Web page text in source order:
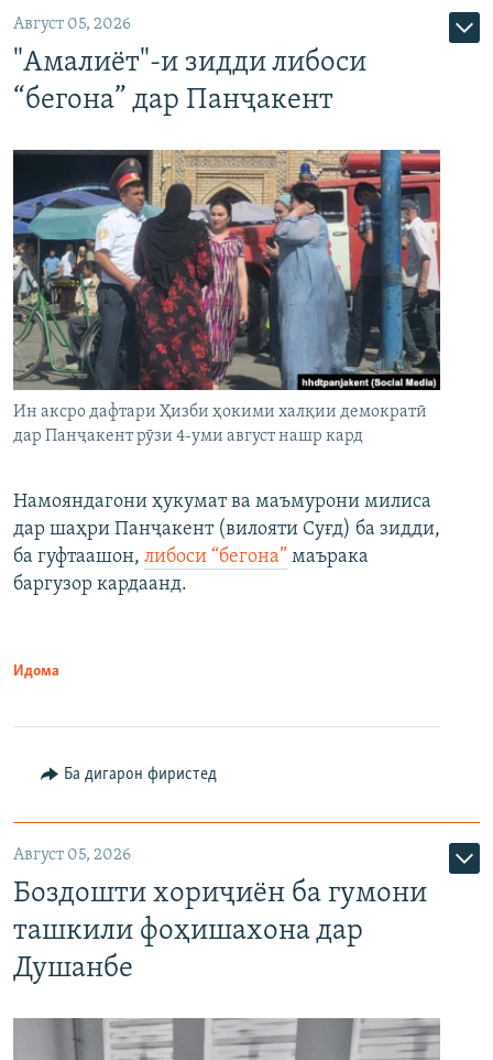
Август 05, 2026
"Амалиёт"-и зидди либоси
“бегона” дар Панҷакент
Ин аксро дафтари Ҳизби ҳокими халқии демократӣ
дар Панҷакент рӯзи 4-уми август нашр кард
Намояндагони ҳукумат ва маъмурони милиса
дар шаҳри Панҷакент (вилояти Суғд) ба зидди,
ба гуфтаашон, либоси “бегона” маърака
баргузор кардаанд.
Идома
Ба дигарон фиристед
Август 05, 2026
Боздошти хориҷиён ба гумони
ташкили фоҳишахона дар
Душанбе